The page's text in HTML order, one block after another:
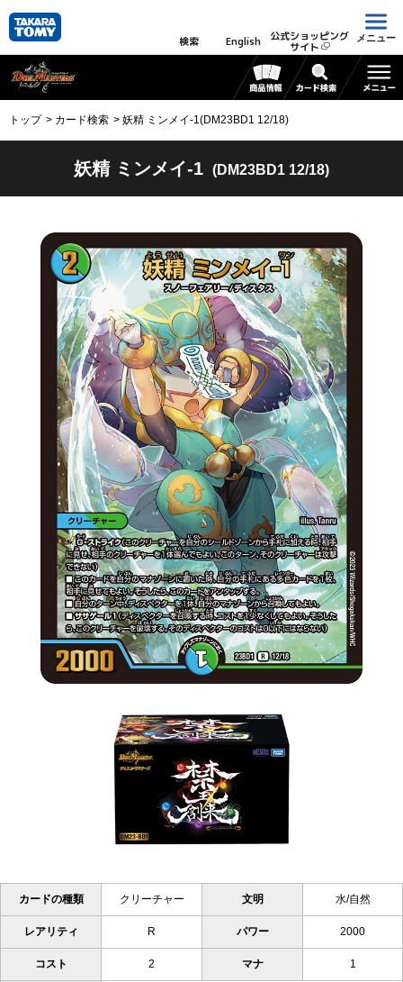
検索 English 公式ショッピング
サイト
メニュー
トップ カード検索 妖精 ミンメイ-1(DM23BD1 12/18)
妖精 ミンメイ-1 (DM23BD1 12/18)
カードの種類 クリーチャー 文明 水/自然
レアリティ R パワー 2000
コスト 2 マナ 1